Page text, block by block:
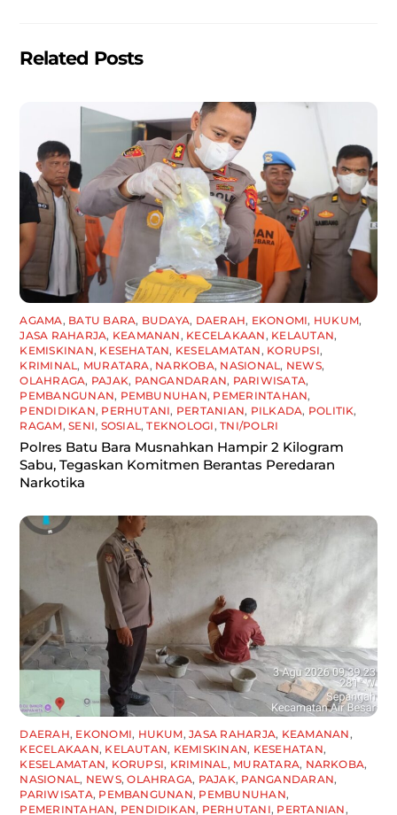
Related Posts
AGAMA, BATU BARA, BUDAYA, DAERAH, EKONOMI, HUKUM,
JASA RAHARJA, KEAMANAN , KECELAKAAN , KELAUTAN,
KEMISKINAN, KESEHATAN, KESELAMATAN , KORUPSI,
KRIMINAL , MURATARA, NARKOBA, NASIONAL , NEWS,
OLAHRAGA, PAJAK, PANGANDARAN, PARIWISATA,
PEMBANGUNAN, PEMBUNUHAN, PEMERINTAHAN,
PENDIDIKAN, PERHUTANI, PERTANIAN, PILKADA, POLITIK,
RAGAM,SENI, SOSIAL ,TEKNOLOGI ,TNI/POLRI
Polres Batu Bara Musnahkan Hampir 2 Kilogram
Sabu, Tegaskan Komitmen Berantas Peredaran
Narkotika
DAERAH, EKONOMI, HUKUM,JASA RAHARJA, KEAMANAN ,
KECELAKAAN, KELAUTAN, KEMISKINAN, KESEHATAN,
KESELAMATAN, KORUPSI, KRIMINAL , MURATARA, NARKOBA,
NASIONAL , NEWS,OLAHRAGA, PAJAK, PANGANDARAN,
PARIWISATA, PEMBANGUNAN, PEMBUNUHAN,
PEMERINTAHAN, PENDIDIKAN, PERHUTANI, PERTANIAN ,